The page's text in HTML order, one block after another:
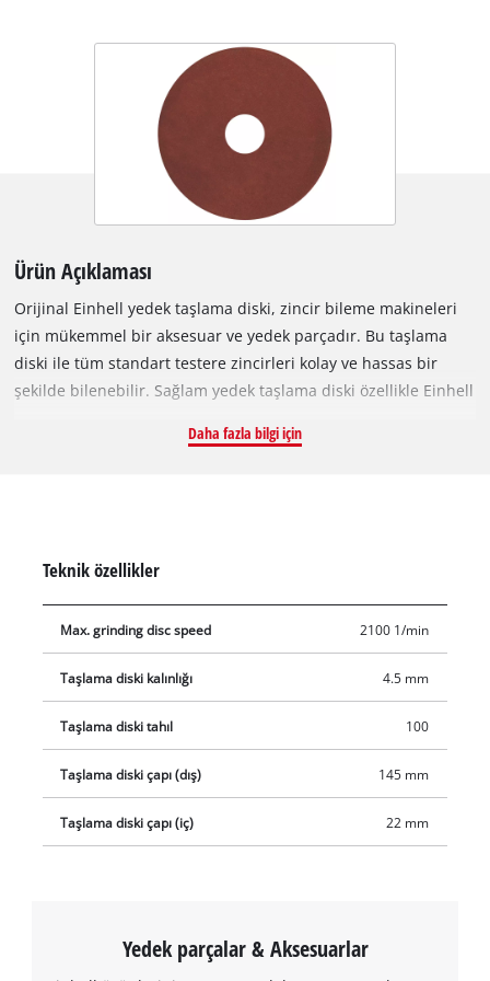
Ürün Açıklaması
Orijinal Einhell yedek taşlama diski, zincir bileme makineleri
için mükemmel bir aksesuar ve yedek parçadır. Bu taşlama
diski ile tüm standart testere zincirleri kolay ve hassas bir
şekilde bilenebilir. Sağlam yedek taşlama diski özellikle Einhell
145 mm çapa, 22 mm deliğe ve 4,5 mm kalınlığa sahiptir.
Daha fazla bilgi için
Teknik özellikler
Max. grinding disc speed 2100 1/min
Taşlama diski kalınlığı 4.5 mm
Taşlama diski tahıl 100
Taşlama diski çapı (dış) 145 mm
Taşlama diski çapı (iç) 22 mm
Yedek parçalar & Aksesuarlar